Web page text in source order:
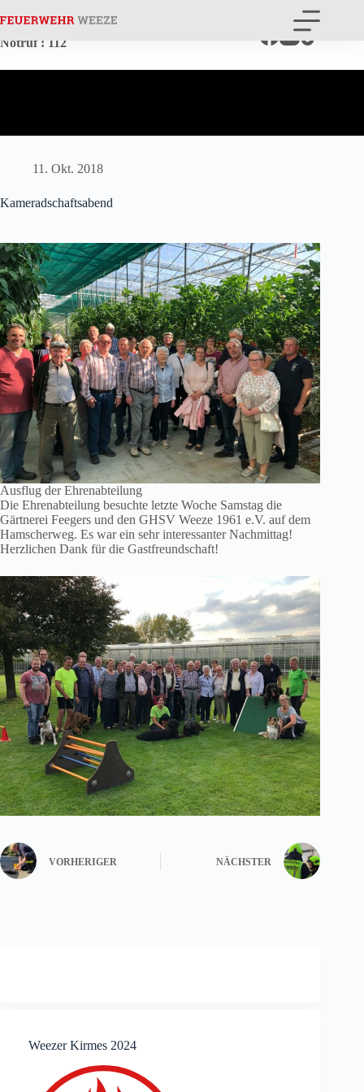
Inhalt
Notruf : 112
11. Okt. 2018
Kameradschaftsabend
Ausflug der Ehrenabteilung
Die Ehrenabteilung besuchte letzte Woche Samstag die
Gärtnerei Feegers und den GHSV Weeze 1961 e.V. auf dem
Hamscherweg. Es war ein sehr interessanter Nachmittag!
Herzlichen Dank für die Gastfreundschaft!
VORHERIGER NÄCHSTER
Weezer Kirmes 2024